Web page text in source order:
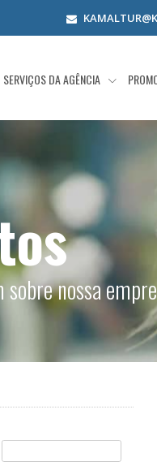
SERVIÇOS DA AGÊNCIA
nossa